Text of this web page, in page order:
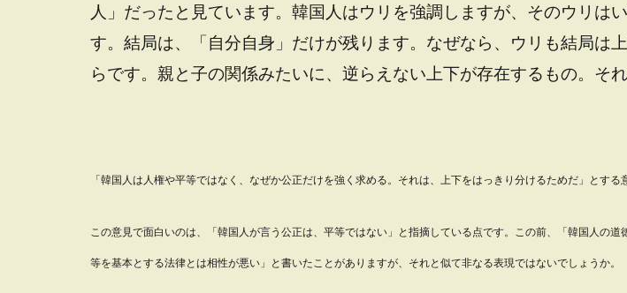
人」だったと見ています。韓国人はウリを強調しますが、そのウリは
す。結局は、「自分自身」だけが残ります。なぜなら、ウリも結局は
らです。親と子の関係みたいに、逆らえない上下が存在するもの。それ
「韓国人は人権や平等ではなく、なぜか公正だけを強く求める。それは、上下をはっきり分けるためだ」とする
この意見で面白いのは、「韓国人が言う公正は、平等ではない」と指摘している点です。この前、「韓国人の道
等を基本とする法律とは相性が悪い」と書いたことがありますが、それと似て非なる表現ではないでしょうか。